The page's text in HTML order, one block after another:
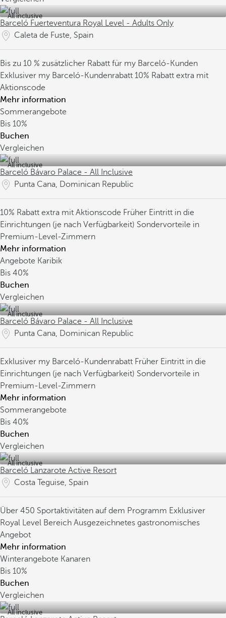
All inclusive
Barceló Fuerteventura Royal Level - Adults Only
Caleta de Fuste, Spain
Bis zu 10 % zusätzlicher Rabatt für my Barceló-Kunden
Exklusiver my Barceló-Kundenrabatt 10% Rabatt extra mit
Aktionscode
Mehr information
Sommerangebote
Bis 10%
Buchen
Vergleichen
All inclusive
Barceló Bávaro Palace - All Inclusive
Punta Cana, Dominican Republic
10% Rabatt extra mit Aktionscode Früher Eintritt in die
Einrichtungen (je nach Verfügbarkeit) Sondervorteile in
Premium-Level-Zimmern
Mehr information
Angebote Karibik
Bis 40%
Buchen
Vergleichen
All inclusive
Barceló Bávaro Palace - All Inclusive
Punta Cana, Dominican Republic
Exklusiver my Barceló-Kundenrabatt Früher Eintritt in die
Einrichtungen (je nach Verfügbarkeit) Sondervorteile in
Premium-Level-Zimmern
Mehr information
Sommerangebote
Bis 40%
Buchen
Vergleichen
All inclusive
Barceló Lanzarote Active Resort
Costa Teguise, Spain
Über 450 Sportaktivitäten auf dem Programm Exklusiver
Royal Level Bereich Ausgezeichnetes gastronomisches
Angebot
Mehr information
Winterangebote Kanaren
Bis 10%
Buchen
Vergleichen
All inclusive